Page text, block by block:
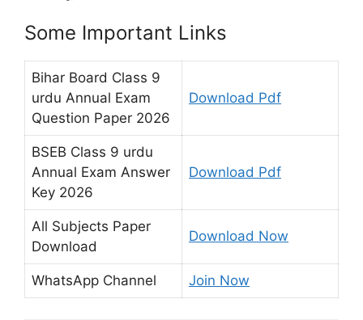
Some Important Links
Bihar Board Class 9
urdu Annual Exam
Question Paper 2026
Download Pdf
BSEB Class 9 urdu
Annual Exam Answer
Key 2026
Download Pdf
All Subjects Paper
Download
Download Now
WhatsApp Channel Join Now